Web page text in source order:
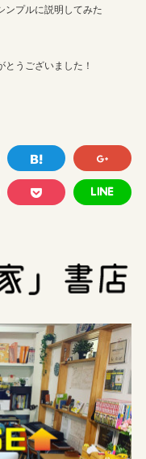
ンプルに説明してみた
うございました！